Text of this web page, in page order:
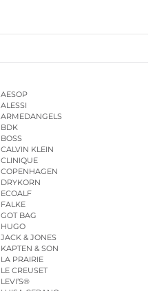
AESOP
ALESSI
ARMEDANGELS
BDK
BOSS
CALVIN KLEIN
CLINIQUE
COPENHAGEN
DRYKORN
ECOALF
FALKE
GOT BAG
HUGO
JACK & JONES
KAPTEN & SON
LA PRAIRIE
LE CREUSET
LEVI’S®